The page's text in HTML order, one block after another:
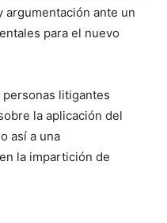
argumentación ante un
para el nuevo
personas litigantes
la aplicación del
así a una
la impartición de